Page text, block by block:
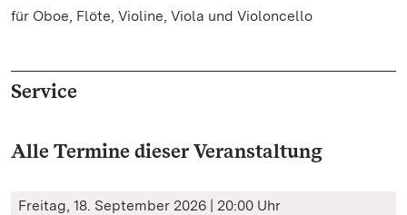
für Oboe, Flöte, Violine, Viola und Violoncello
Service
Alle Termine dieser Veranstaltung
Freitag, 18. September 2026 | 20:00 Uhr